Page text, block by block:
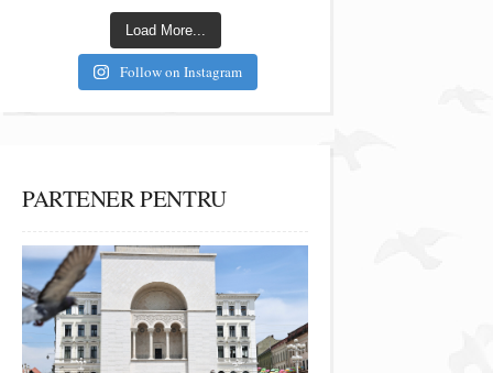
Load More...
Follow on Instagram
PARTENER PENTRU